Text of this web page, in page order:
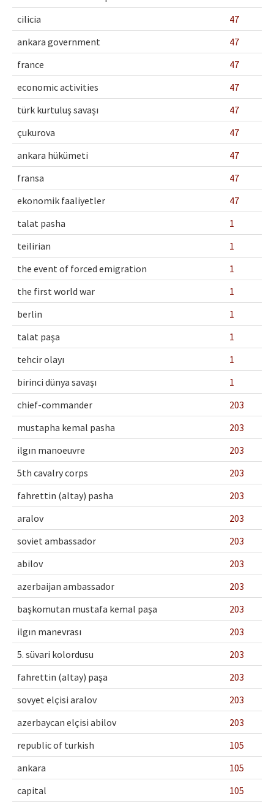
cilicia
47
ankara government
47
france
47
economic activities
47
türk kurtuluş savaşı
47
çukurova
47
ankara hükümeti
47
fransa
47
ekonomik faaliyetler
47
talat pasha
1
teilirian
1
the event of forced emigration
1
the first world war
1
berlin
1
talat paşa
1
tehcir olayı
1
birinci dünya savaşı
1
chief-commander
203
mustapha kemal pasha
203
ilgın manoeuvre
203
5th cavalry corps
203
fahrettin (altay) pasha
203
aralov
203
soviet ambassador
203
abilov
203
azerbaijan ambassador
203
başkomutan mustafa kemal paşa
203
ilgın manevrası
203
5. süvari kolordusu
203
fahrettin (altay) paşa
203
sovyet elçisi aralov
203
azerbaycan elçisi abilov
203
republic of turkish
105
ankara
105
capital
105